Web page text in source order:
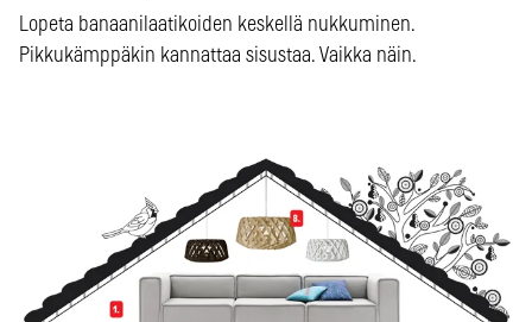
Lopeta banaanilaatikoiden keskellä nukkuminen.
Pikkukämppäkin kannattaa sisustaa. Vaikka näin.